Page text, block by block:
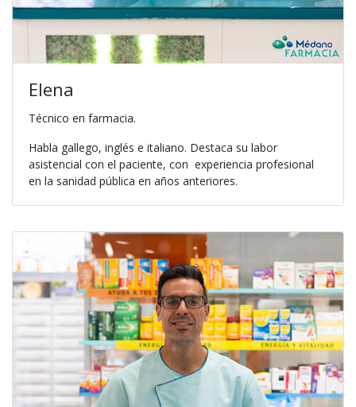
Elena
Técnico en farmacia.
Habla gallego, inglés e italiano. Destaca su labor
asistencial con el paciente, con experiencia profesional
en la sanidad pública en años anteriores.